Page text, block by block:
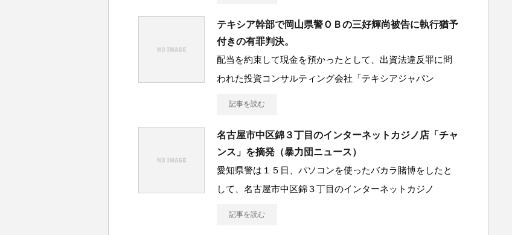
テキシア幹部で岡山県警ＯＢの三好輝尚被告に執行猶予
付きの有罪判決。
配当を約束して現金を預かったとして、出資法違反罪に問
われた投資コンサルティング会社「テキシアジャパン
記事を読む
名古屋市中区錦３丁目のインターネットカジノ店「チャ
ンス」を摘発（暴力団ニュース）
愛知県警は１５日、パソコンを使ったバカラ賭博をしたと
して、名古屋市中区錦３丁目のインターネットカジノ
記事を読む